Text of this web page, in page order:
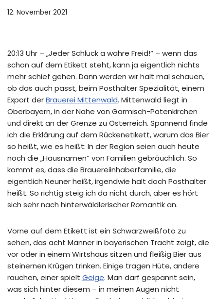
12. November 2021
20:13 Uhr – „Jeder Schluck a wahre Freid!“ – wenn das
schon auf dem Etikett steht, kann ja eigentlich nichts
mehr schief gehen. Dann werden wir halt mal schauen,
ob das auch passt, beim Posthalter Spezialität, einem
Export derBrauerei Mittenwald. Mittenwald liegt in
Oberbayern, in der Nähe von Garmisch-Patenkirchen
und direkt an der Grenze zu Österreich. Spannend finde
ich die Erklärung auf dem Rückenetikett, warum das Bier
so heißt, wie es heißt: In der Region seien auch heute
noch die „Hausnamen“ von Familien gebräuchlich. So
kommt es, dass die Brauereiinhaberfamilie, die
eigentlich Neuner heißt, irgendwie halt doch Posthalter
heißt. So richtig steig ich da nicht durch, aber es hört
sich sehr nach hinterwäldlerischer Romantik an.
Vorne auf dem Etikett ist ein Schwarzweißfoto zu
sehen, das acht Männer in bayerischen Tracht zeigt, die
vor oder in einem Wirtshaus sitzen und fleißig Bier aus
steinernen Krügen trinken. Einige tragen Hüte, andere
rauchen, einer spielt Geige. Man darf gespannt sein,
was sich hinter diesem – in meinen Augen nicht